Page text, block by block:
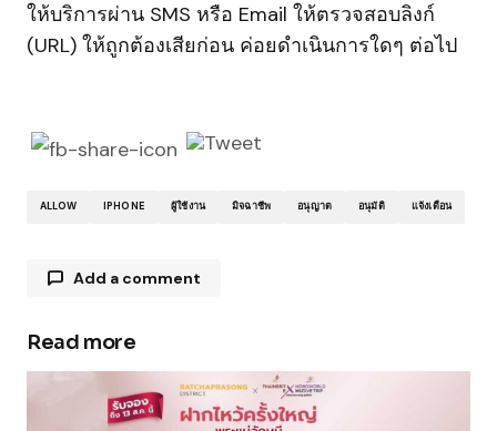
ให้บริการผ่าน SMS หรือ Email ให้ตรวจสอบลิงก์
(URL) ให้ถูกต้องเสียก่อน ค่อยดำเนินการใดๆ ต่อไป
ALLOW IPHONE ผู้ใช้งาน มิจฉาชีพ อนุญาต อนุมัติ แจ้งเตือน
Add a comment
Your email address will not be published.
Required fields are marked*
Read more